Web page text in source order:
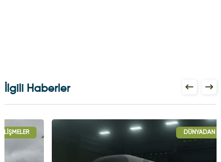
İlgili Haberler
DÜNYADAN GELIŞMELER